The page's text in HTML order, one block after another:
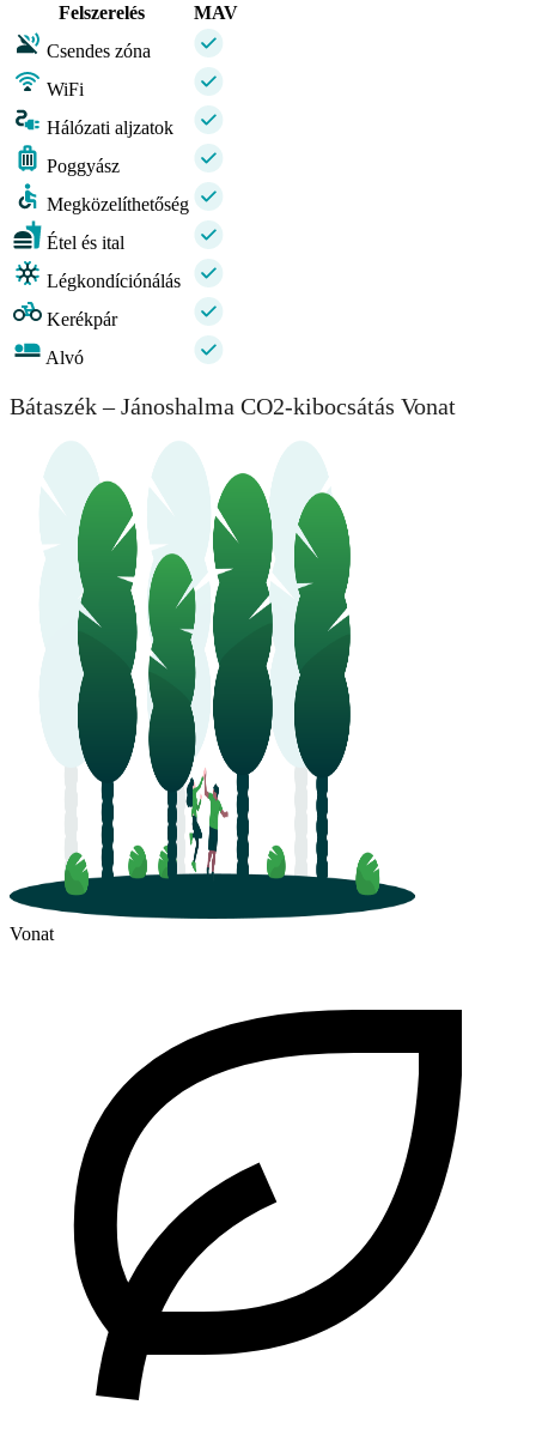
Felszerelés
MAV
Csendes zóna
WiFi
Hálózati aljzatok
Poggyász
Megközelíthetőség
Étel és ital
Légkondíciónálás
Kerékpár
Alvó
Bátaszék – Jánoshalma CO2-kibocsátás Vonat
Vonat